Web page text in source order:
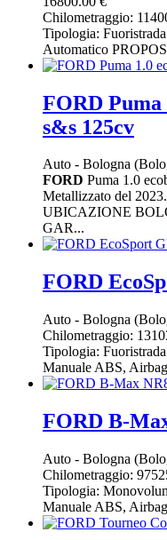
Chilometraggio:
Tipologia:
Automatico
FORD Puma
s&s 125cv
Auto - Bologna
FORD Puma 1.0
Metallizzato del
UBICAZIONE
GAR...
FORD
Auto - Bologna
Chilometraggio:
Tipologia:
Manuale ABS,
FORD B-
Auto - Bologna
Chilometraggio:
Tipologia:
Manuale ABS,